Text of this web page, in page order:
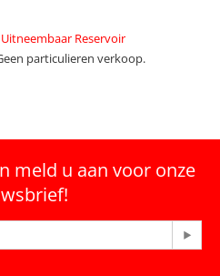
Reservoir
particulieren verkoop.
meld u aan voor onze